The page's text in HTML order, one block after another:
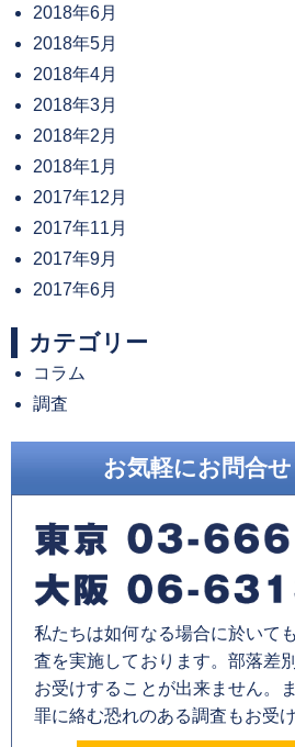
2018年6月
2018年5月
2018年4月
2018年3月
2018年2月
2018年1月
2017年12月
2017年11月
2017年9月
2017年6月
カテゴリー
コラム
調査
お気軽にお問合
私たちは如何なる場合に於いて
査を実施しております。部落差
お受けすることが出来ません。
罪に絡む恐れのある調査もお受